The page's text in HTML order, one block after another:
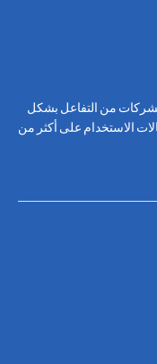
من التفاعل بشكل
الاستخدام على أكثر من